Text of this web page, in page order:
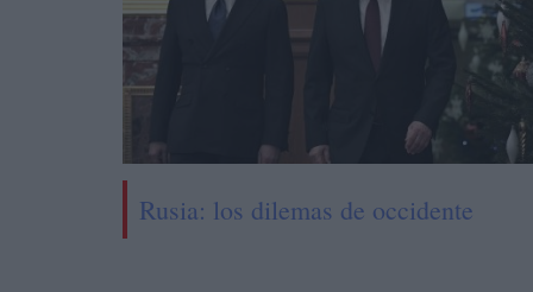
Rusia: los dilemas de occidente